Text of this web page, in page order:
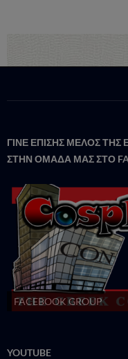
ΓΙΝΕ ΕΠΙΣΗΣ ΜΕΛΟΣ ΤΗΣ
ΣΤΗΝ ΟΜΑΔΑ ΜΑΣ ΣΤΟ
FACEBOOK GROUP
YOUTUBE